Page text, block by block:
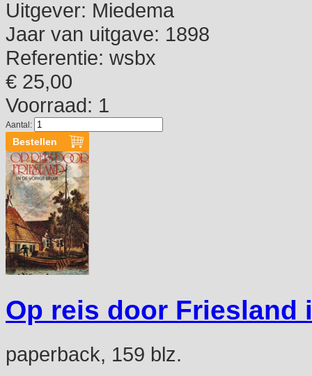
Uitgever: Miedema
Jaar van uitgave: 1898
Referentie: wsbx
€ 25,00
Voorraad: 1
Aantal:
Op reis door Friesland
paperback, 159 blz.